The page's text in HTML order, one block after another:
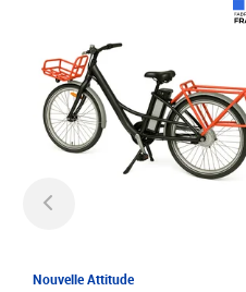
Nouvelle Attitude